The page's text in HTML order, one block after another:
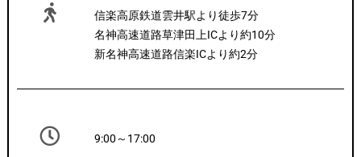
信楽高原鉄道雲井駅より徒歩7分
名神高速道路草津田上ICより約10分
新名神高速道路信楽ICより約2分
9:00～17:00